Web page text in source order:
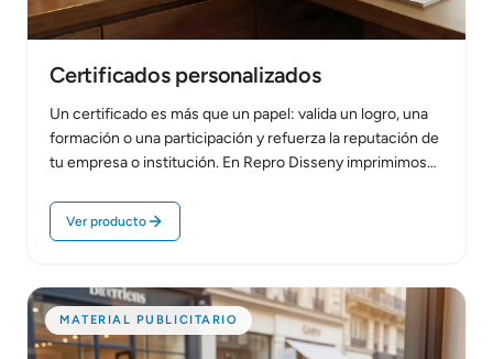
Certificados personalizados
Un certificado es más que un papel: valida un logro, una
formación o una participación y refuerza la reputación de
tu empresa o institución. En Repro Disseny imprimimos…
Ver producto
MATERIAL PUBLICITARIO